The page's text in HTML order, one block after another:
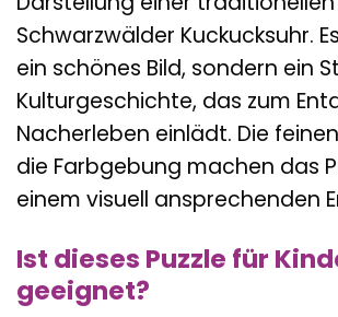
Schwarzwälder Kuckucksuhr.
ein schönes Bild, sondern ein
Kulturgeschichte, das zum
Nacherleben einlädt. Die
die Farbgebung machen das
einem visuell ansprechenden
Ist dieses Puzzle für
geeignet?